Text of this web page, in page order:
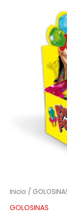
Inicio /
GOLOSINAS
cantidad